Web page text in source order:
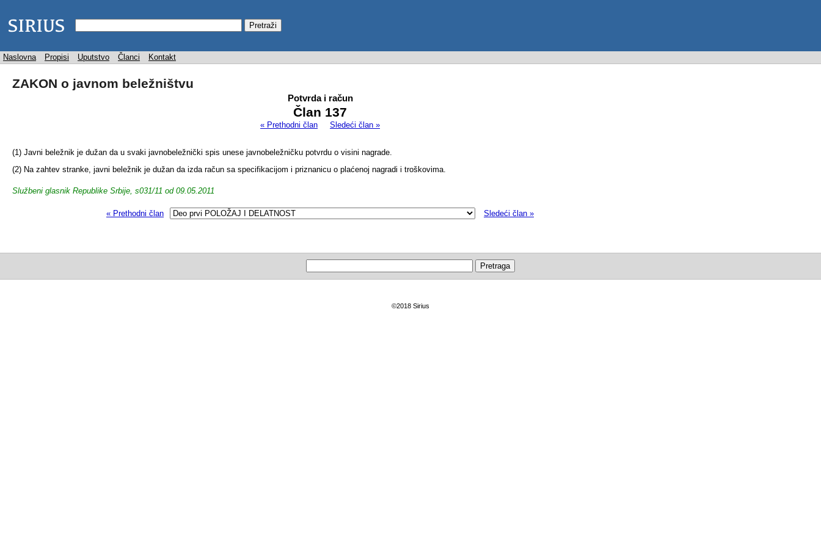
Naslovna Propisi Uputstvo Članci Kontakt
ZAKON o javnom beležništvu
Potvrda i račun
Član 137
« Prethodni član Sledeći član »
(1) Javni beležnik je dužan da u svaki javnobeležnički spis unese javnobeležničku potvrdu o visini nagrade.
(2) Na zahtev stranke, javni beležnik je dužan da izda račun sa specifikacijom i priznanicu o plaćenoj nagradi i troškovima.
Službeni glasnik Republike Srbije, s031/11 od 09.05.2011
« Prethodni član Sledeći član »
©2018 Sirius